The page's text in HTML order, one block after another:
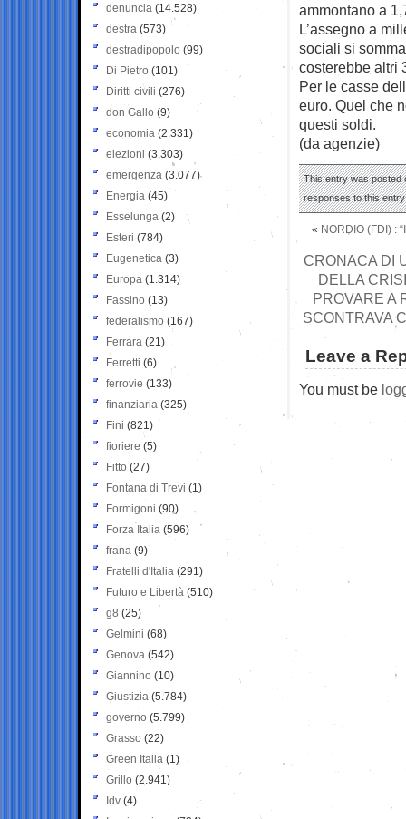
ammontano a
L’assegno a
sociali si
costerebbe altri
Per le casse
euro. Quel che
questi soldi.
(da agenzie)
This entry was posted
responses to this
« NORDIO (FDI) :
CRONACA DI
DELLA
PROVARE A
SCONTRAVA
Leave a
You must be
denuncia (14.528)
destra (573)
destradipopolo (99)
Di Pietro (101)
Diritti civili (276)
don Gallo (9)
economia (2.331)
elezioni (3.303)
emergenza (3.077)
Energia (45)
Esselunga (2)
Esteri (784)
Eugenetica (3)
Europa (1.314)
Fassino (13)
federalismo (167)
Ferrara (21)
Ferretti (6)
ferrovie (133)
finanziaria (325)
Fini (821)
fioriere (5)
Fitto (27)
Fontana di Trevi (1)
Formigoni (90)
Forza Italia (596)
frana (9)
Fratelli d'Italia (291)
Futuro e Libertà (510)
g8 (25)
Gelmini (68)
Genova (542)
Giannino (10)
Giustizia (5.784)
governo (5.799)
Grasso (22)
Green Italia (1)
Grillo (2.941)
Idv (4)